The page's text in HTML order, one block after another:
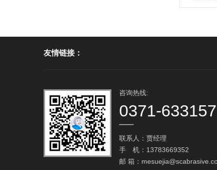
友情链接：
咨询热线:
0371-
联系人：贾经理
手 机：13783669352
邮 箱：